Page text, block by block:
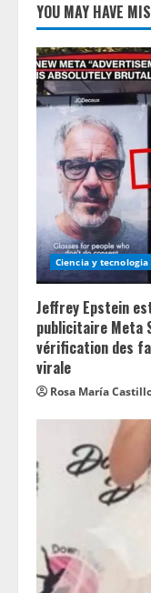
YOU MAY HAVE
Ciencia y tecnologia
Jeffrey Epstein
publicitaire Meta
vérification des
virale
Rosa María